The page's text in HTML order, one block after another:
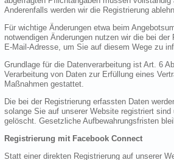
Anderenfalls werden wir die Registrierung
Für wichtige Änderungen etwa beim
notwendigen Änderungen nutzen wir die bei der
E-Mail-Adresse, um Sie auf diesem Wege zu
Grundlage für die Datenverarbeitung ist Art. 6
Verarbeitung von Daten zur Erfüllung eines
Maßnahmen gestattet.
Die bei der Registrierung erfassten Daten
solange Sie auf unserer Website registriert sind
gelöscht. Gesetzliche Aufbewahrungsfristen
Registrierung mit Facebook Connect
Statt einer direkten Registrierung auf unserer